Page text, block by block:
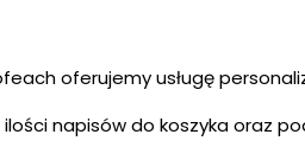
oferujemy usługę
napisów do koszyka oraz